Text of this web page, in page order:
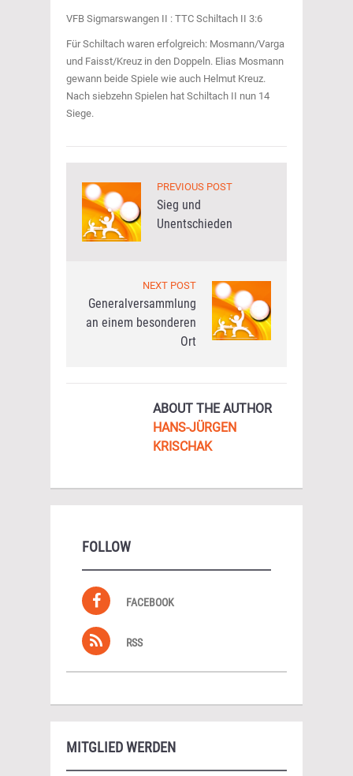
VFB Sigmarswangen II : TTC Schiltach II 3:6
Für Schiltach waren erfolgreich: Mosmann/Varga
und Faisst/Kreuz in den Doppeln. Elias Mosmann
gewann beide Spiele wie auch Helmut Kreuz.
Nach siebzehn Spielen hat Schiltach II nun 14
Siege.
PREVIOUS POST
Sieg und
Unentschieden
NEXT POST
Generalversammlung
an einem besonderen
Ort
ABOUT THE AUTHOR
HANS-JÜRGEN
KRISCHAK
FOLLOW
FACEBOOK
RSS
MITGLIED WERDEN